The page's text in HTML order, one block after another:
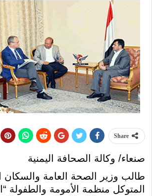
Share
صنعاء/ وكالة الصحافة اليمنية
طالب وزير الصحة العامة والسكان
المتوكل منظمة الأمومة والطفولة